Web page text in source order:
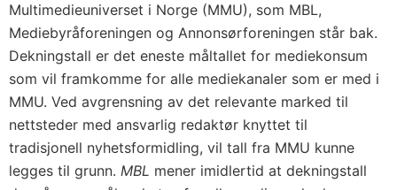
Multimedieuniverset i Norge (MMU), som MBL,
Mediebyråforeningen og Annonsørforeningen står bak.
Dekningstall er det eneste måltallet for mediekonsum
som vil framkomme for alle mediekanaler som er med i
MMU. Ved avgrensning av det relevante marked til
nettsteder med ansvarlig redaktør knyttet til
tradisjonell nyhetsformidling, vil tall fra MMU kunne
legges til grunn. MBL mener imidlertid at dekningstall